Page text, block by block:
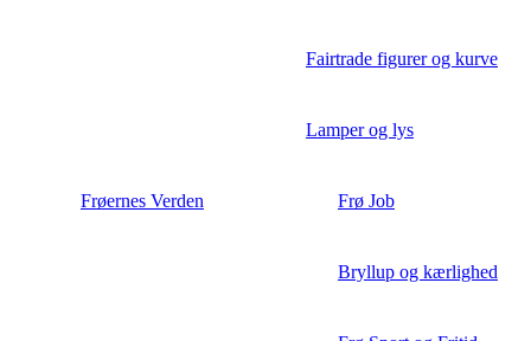
Fairtrade figurer og kurve
Lamper og lys
Frøernes Verden Frø Job
Bryllup og kærlighed